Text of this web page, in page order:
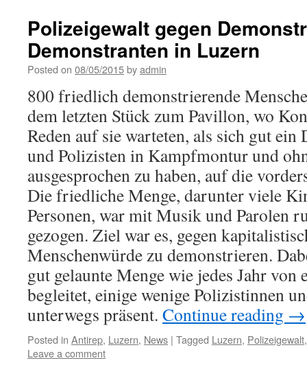
Polizeigewalt gegen
Demonstranten in Luzern
Posted on 08/05/2015byadmin
800 friedlich demonstrierende
dem letzten Stück zum Pavillon, wo
Reden auf sie warteten, als sich gut
und Polizisten in Kampfmontur und
ausgesprochen zu haben, auf die
Die friedliche Menge, darunter viele
Personen, war mit Musik und Parolen
gezogen. Ziel war es, gegen
Menschenwürde zu demonstrieren.
gut gelaunte Menge wie jedes Jahr von
begleitet, einige wenige Polizistinnen
unterwegs präsent. Continue reading →
Posted in Antirep, Luzern, News | Tagged Luzern, Polizeigewalt
Leave a comment